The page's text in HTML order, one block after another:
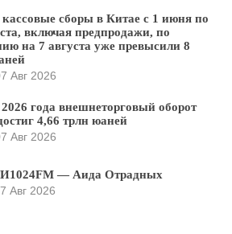
сборы в Китае с 1 июня по
включая предпродажи, по
на 7 августа уже превысили 8
Авг 2026
года внешнеторговый оборот
4,66 трлн юаней
Авг 2026
— Аида Отрадных
Авг 2026